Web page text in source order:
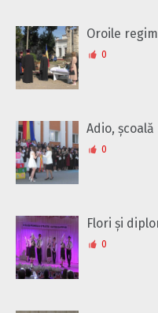
Oroile
0
Adio, școală
0
Flori și
0